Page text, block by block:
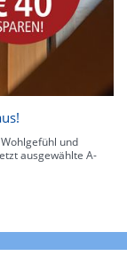
und
ausgewählte A-